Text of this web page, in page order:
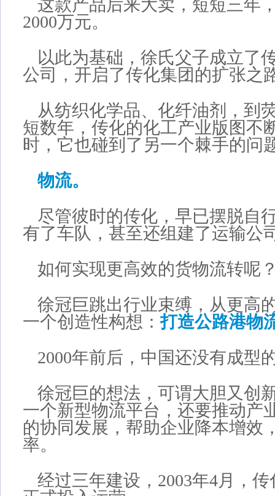
这款产品后来大卖，短短三年
2000万元。
以此为基础，徐氏父子成立了
公司，开启了传化集团的扩张之
从纺织化学品、化纤油剂，
短数年，传化的化工产业版图不
时，它也碰到了另一个棘手的问
物流。
尽管彼时的传化，早已摆脱自
有了车队，甚至还组建了运输公
如何实现更高效的货物流转呢
徐冠巨跳出行业束缚，从更高
一个创造性构想：打造公路港物
2000年前后，中国还没有成型
徐冠巨的想法，可谓大胆又创
一个新型物流平台，还要推动产
的协同发展，帮助企业降本增效
率。
经过三年建设，2003年4月，